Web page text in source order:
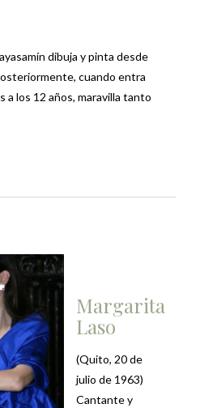
dibuja y pinta desde
cuando entra
a los 12 años, maravilla tanto
Margarita
Laso
(Quito, 20 de
julio de 1963)
Cantante y